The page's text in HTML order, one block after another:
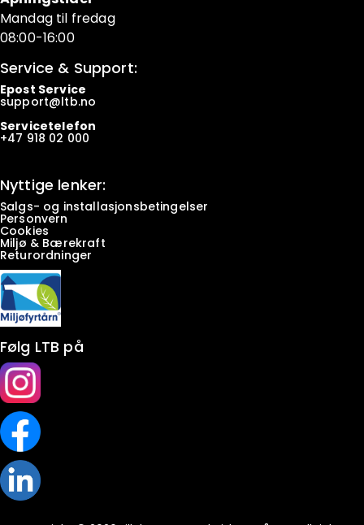
Mandag til fredag
08:00-16:00
Service & Support:
Epost Service
support@ltb.no
Servicetelefon
+47 918 02 000
Nyttige lenker:
Salgs- og installasjonsbetingelser
Personvern
Cookies
Miljø & Bærekraft
Returordninger
Følg LTB på